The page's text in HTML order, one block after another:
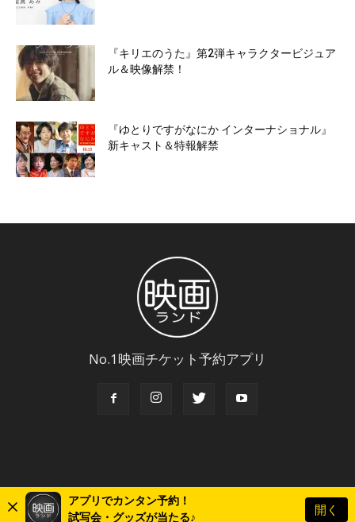
アプリでカンタン予約！
試写会・グッズが当たる♪
開く
『キリエのうた』第2弾キャラクタービジュア
ル＆映像解禁！
『ゆとりですがなにか インターナショナル』
新キャスト＆特報解禁
No.1映画チケット予約アプリ
© Copyright 2018 Eigaland, inc. All Rights Reserved.